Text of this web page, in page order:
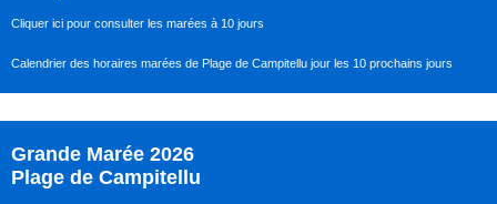
Cliquer ici pour consulter les marées à 10 jours
Calendrier des horaires marées de Plage de Campitellu jour les 10 prochains jours
Grande Marée 2026
Plage de Campitellu